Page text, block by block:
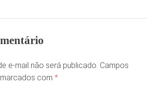
e-mail não será publicado. Campos
com *